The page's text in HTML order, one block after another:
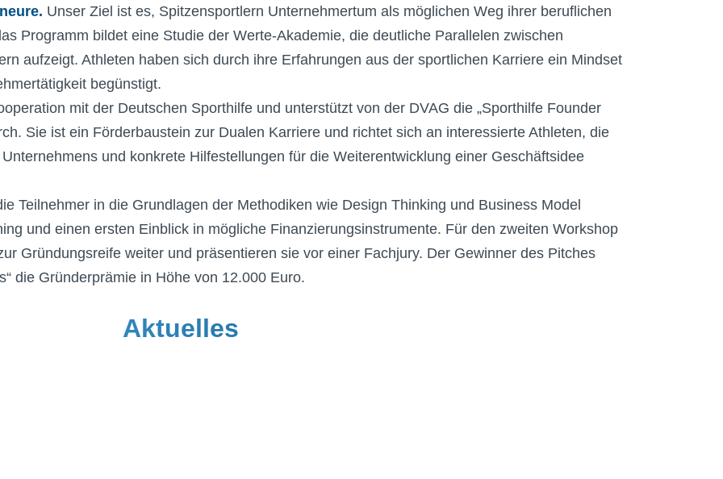
Unser Ziel ist es, Spitzensportlern Unternehmertum als möglichen Weg ihrer beruflichen
Programm bildet eine Studie der Werte-Akademie, die deutliche Parallelen zwischen
aufzeigt. Athleten haben sich durch ihre Erfahrungen aus der sportlichen Karriere ein Mindset
begünstigt.
mit der Deutschen Sporthilfe und unterstützt von der DVAG die „Sporthilfe Founder
Sie ist ein Förderbaustein zur Dualen Karriere und richtet sich an interessierte Athleten, die
und konkrete Hilfestellungen für die Weiterentwicklung einer Geschäftsidee
Teilnehmer in die Grundlagen der Methodiken wie Design Thinking und Business Model
und einen ersten Einblick in mögliche Finanzierungsinstrumente. Für den zweiten Workshop
Gründungsreife weiter und präsentieren sie vor einer Fachjury. Der Gewinner des Pitches
die Gründerprämie in Höhe von 12.000 Euro.
Aktuelles